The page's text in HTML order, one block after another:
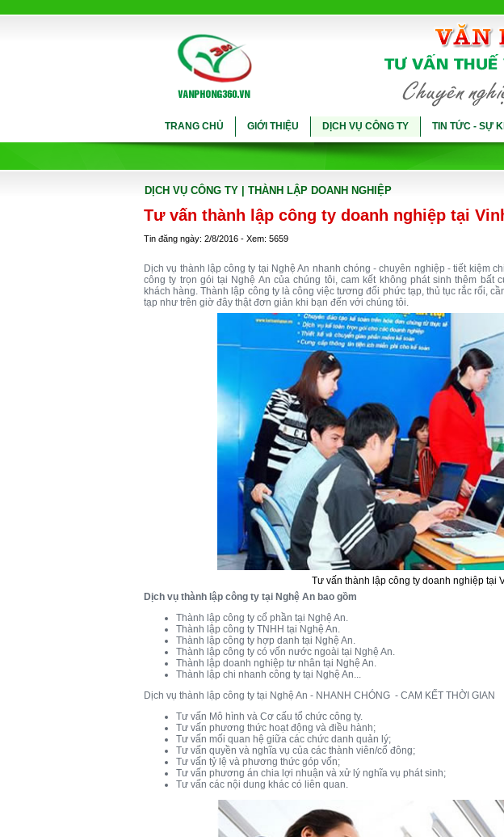
TRANG CHỦ GIỚI THIỆU DỊCH VỤ CÔNG TY TIN TỨC - SỰ
DỊCH VỤ CÔNG TY | THÀNH LẬP DOANH NGHIỆP
Tư vấn thành lập công ty doanh nghiệp tại
Tin đăng ngày: 2/8/2016 - Xem: 5659
Dịch vụ thành lập công ty tại Nghệ An nhanh chóng - chuyên nghiệp - tiết kiệm
công ty trọn gói tại Nghệ An của chúng tôi, cam kết không phát sinh thêm
khách hàng. Thành lập công ty là công việc tương đối phức tạp, thủ tục rắc rối,
tạp như trên giờ đây thật đơn giản khi bạn đến với chúng tôi.
Tư vấn thành lập công ty doanh nghiệp tại
Dịch vụ thành lập công ty tại Nghệ An bao gồm
Thành lập công ty cổ phần tại Nghệ An.
Thành lập công ty TNHH tại Nghệ An.
Thành lập công ty hợp danh tại Nghệ An.
Thành lập công ty có vốn nước ngoài tại Nghệ An.
Thành lập doanh nghiệp tư nhân tại Nghệ An.
Thành lập chi nhanh công ty tại Nghệ An...
Dịch vụ thành lập công ty tại Nghệ An - NHANH CHÓNG - CAM KẾT THỜI GIAN
Tư vấn Mô hình và Cơ cấu tổ chức công ty.
Tư vấn phương thức hoạt động và điều hành;
Tư vấn mối quan hệ giữa các chức danh quản lý;
Tư vấn quyền và nghĩa vụ của các thành viên/cổ đông;
Tư vấn tỷ lệ và phương thức góp vốn;
Tư vấn phương án chia lợi nhuận và xử lý nghĩa vụ phát sinh;
Tư vấn các nội dung khác có liên quan.